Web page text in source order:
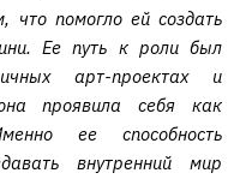
что помогло ей создать
Ее путь к роли был
арт-проектах и
проявила себя как
ее способность
внутренний мир